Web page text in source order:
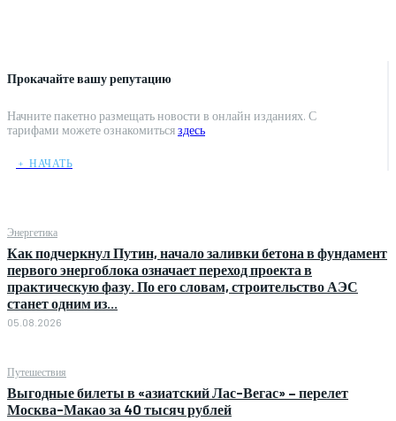
Прокачайте вашу репутацию
Начните пакетно размещать новости в онлайн изданиях. С
тарифами можете ознакомитьсяздесь
﹢ НАЧАТЬ
Энергетика
Как подчеркнул Путин, начало заливки бетона в фундамент
первого энергоблока означает переход проекта в
практическую фазу. По его словам, строительство АЭС
станет одним из...
05.08.2026
Путешествия
Выгодные билеты в «азиатский Лас-Вегас» – перелет
Москва-Макао за 40 тысяч рублей